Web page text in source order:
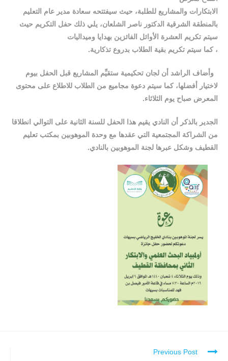
الابتكارات والمشاريع للطلبة، حيث سيفتتحه سعادة مدير عام التعليم
بالمنطقة الشرقية الدكتور ناصر الشلعان، يلي ذلك حفل التكريم حيث
سيتم تكريم العشرة الأوائل الفائزين بهدايا وميداليات
، كما سيتم تكريم بقية الطلاب بدروع تذكارية.
وأضاف الراشد أن لجان تحكيمية ستقيِّم المشاريع قبل الحفل بيوم
لاختيار أفضلها، كما سيتم دعوة مجاميع من الطلاب للاطلاع على محتوى
المعرض صباح يوم الثلاثاء.
الجدير بالذكر أن النادي يقيم هذا الحفل للسنة الثانية على التوالي انطلاقا
من الشراكة المجتمعية التي عقدها مع وحدة الموهوبين بمكتب تعليم
القطيف وشكل عبرها لجنة الموهوبين بالنادي.
Continue
Previous Post